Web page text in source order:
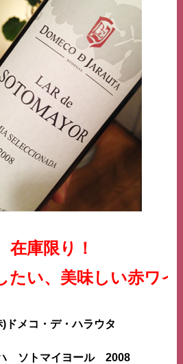
在庫限り！
たい、美味しい赤ワイ
)ドメコ・デ・ハラウタ
ソトマイヨール 2008